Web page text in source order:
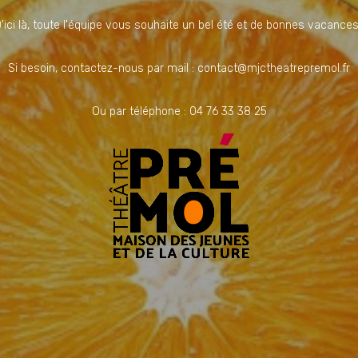
là, toute l'équipe vous souhaite un bel été et de bonnes
Si besoin, contactez-nous par mail : contact@mjctheatrepremol.fr
Ou par téléphone : 04 76 33 38 25